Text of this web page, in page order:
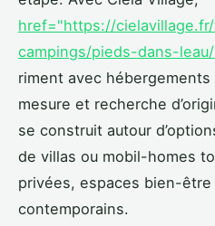
href="https://
campings/pieds-dans-
riment avec
mesure et recherche
se construit autour
de villas ou mobil-homes
privées, espaces bien-
contemporains.